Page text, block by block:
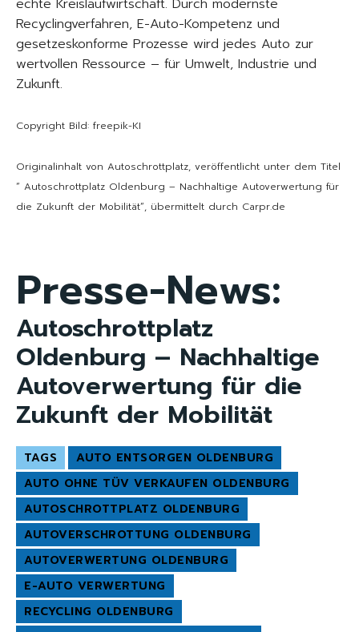
echte Kreislaufwirtschaft. Durch modernste
Recyclingverfahren, E-Auto-Kompetenz und
gesetzeskonforme Prozesse wird jedes Auto zur
wertvollen Ressource – für Umwelt, Industrie und
Zukunft.
Copyright Bild: freepik-KI
Originalinhalt von Autoschrottplatz, veröffentlicht unter dem Titel
“ Autoschrottplatz Oldenburg – Nachhaltige Autoverwertung für
die Zukunft der Mobilität“, übermittelt durch Carpr.de
Presse-News:
Autoschrottplatz
Oldenburg – Nachhaltige
Autoverwertung für die
Zukunft der Mobilität
TAGS
AUTO ENTSORGEN OLDENBURG
AUTO OHNE TÜV VERKAUFEN OLDENBURG
AUTOSCHROTTPLATZ OLDENBURG
AUTOVERSCHROTTUNG OLDENBURG
AUTOVERWERTUNG OLDENBURG
E-AUTO VERWERTUNG
RECYCLING OLDENBURG